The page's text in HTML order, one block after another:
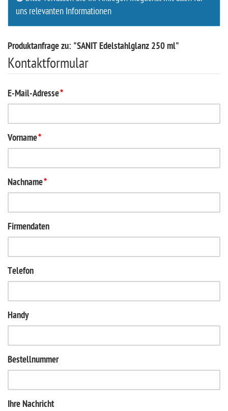
uns relevanten Informationen
Produktanfrage zu: "SANIT Edelstahlglanz 250 ml"
Kontaktformular
E-Mail-Adresse*
Vorname*
Nachname*
Firmendaten
Telefon
Handy
Bestellnummer
Ihre Nachricht